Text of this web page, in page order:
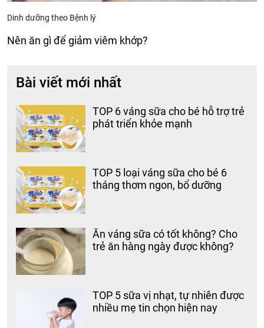
Dinh dưỡng theo Bệnh lý
Nên ăn gì để giảm viêm khớp?
Bài viết mới nhất
TOP 6 váng sữa cho bé hỗ trợ trẻ
phát triển khỏe mạnh
TOP 5 loại váng sữa cho bé 6
tháng thơm ngon, bổ dưỡng
Ăn váng sữa có tốt không? Cho
trẻ ăn hàng ngày được không?
TOP 5 sữa vị nhạt, tự nhiên được
nhiều mẹ tin chọn hiện nay